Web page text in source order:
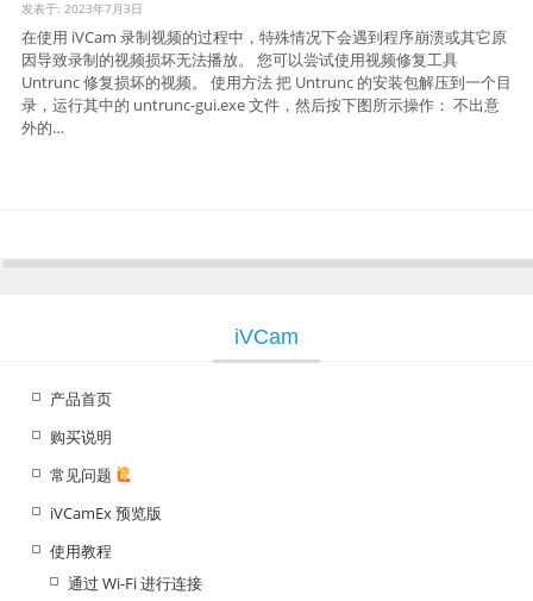
发表于: 2023年7月3日
在使用 iVCam 录制视频的过程中，特殊情况下会遇到程序崩溃或其它原
因导致录制的视频损坏无法播放。 您可以尝试使用视频修复工具
Untrunc 修复损坏的视频。 使用方法 把 Untrunc 的安装包解压到一个目
录，运行其中的 untrunc-gui.exe 文件，然后按下图所示操作： 不出意
外的…
iVCam
产品首页
购买说明
常见问题
iVCamEx 预览版
使用教程
通过 Wi-Fi 进行连接